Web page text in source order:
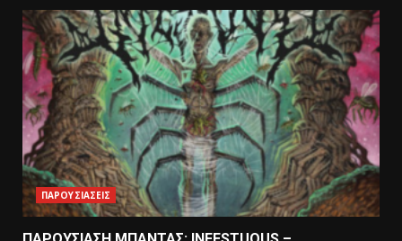
ΠΑΡΟΥΣΙΑΣΕΙΣ